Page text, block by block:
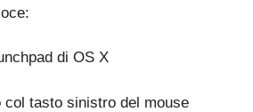
di OS X
col tasto sinistro del mouse